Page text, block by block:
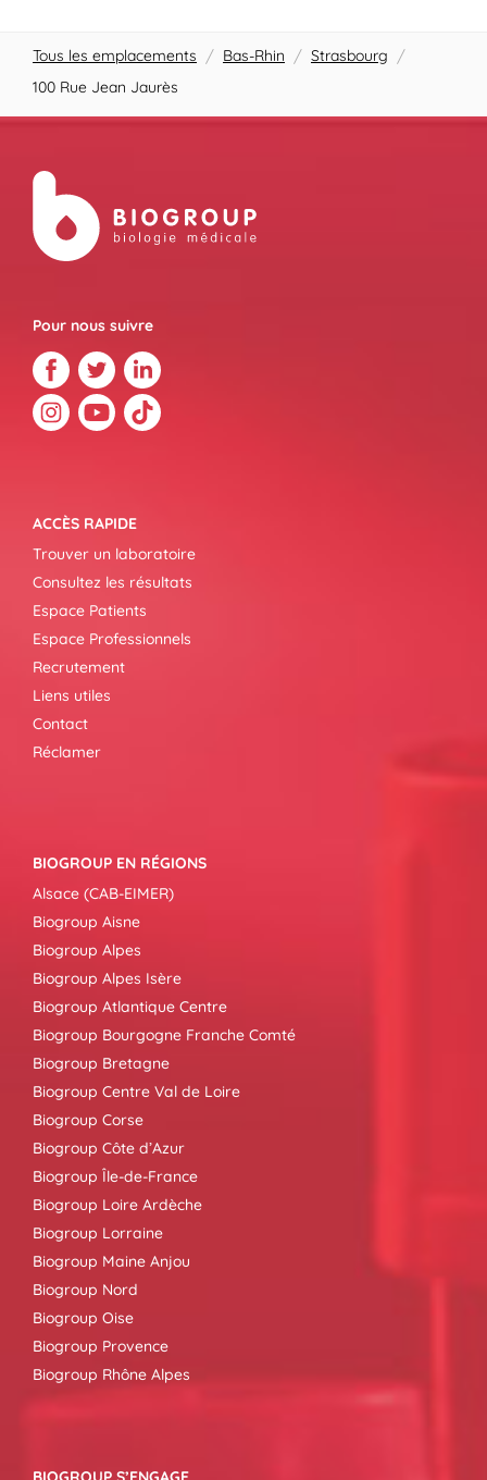
Tous les emplacements / Bas-Rhin / Strasbourg /
100 Rue Jean Jaurès
Pour nous suivre
ACCÈS RAPIDE
Trouver un laboratoire
Consultez les résultats
Espace Patients
Espace Professionnels
Recrutement
Liens utiles
Contact
Réclamer
BIOGROUP EN RÉGIONS
Alsace (CAB-EIMER)
Biogroup Aisne
Biogroup Alpes
Biogroup Alpes Isère
Biogroup Atlantique Centre
Biogroup Bourgogne Franche Comté
Biogroup Bretagne
Biogroup Centre Val de Loire
Biogroup Corse
Biogroup Côte d’Azur
Biogroup Île-de-France
Biogroup Loire Ardèche
Biogroup Lorraine
Biogroup Maine Anjou
Biogroup Nord
Biogroup Oise
Biogroup Provence
Biogroup Rhône Alpes